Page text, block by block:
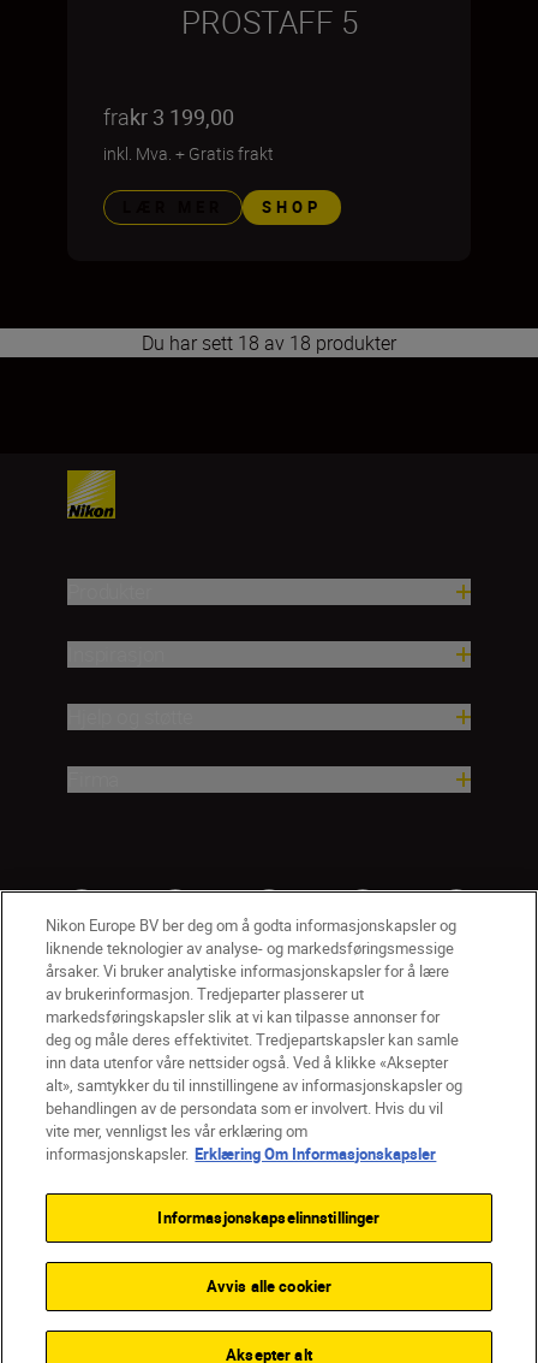
PROSTAFF 5
frakr 3 199,00
inkl. Mva. + Gratis frakt
SHOP
Du har sett 18 av 18 produkter
NO Nikon Sites
Kontakt oss Personvernerklæring
Vilkår og betingelser for Nikon Store
Erklæring Om Informasjonskapsler
Tilgjengelighet
Innstillinger for informasjonskapsler
Nikon Europe BV ber deg om å godta informasjonskapsler og
liknende teknologier av analyse- og markedsføringsmessige
årsaker. Vi bruker analytiske informasjonskapsler for å lære
av brukerinformasjon. Tredjeparter plasserer ut
markedsføringskapsler slik at vi kan tilpasse annonser for
deg og måle deres effektivitet. Tredjepartskapsler kan samle
inn data utenfor våre nettsider også. Ved å klikke «Aksepter
alt», samtykker du til innstillingene av informasjonskapsler og
behandlingen av de persondata som er involvert. Hvis du vil
vite mer, vennligst les vår erklæring om
informasjonskapsler. Erklæring Om Informasjonskapsler
Informasjonskapselinnstillinger
Avvis alle cookier
Aksepter alt